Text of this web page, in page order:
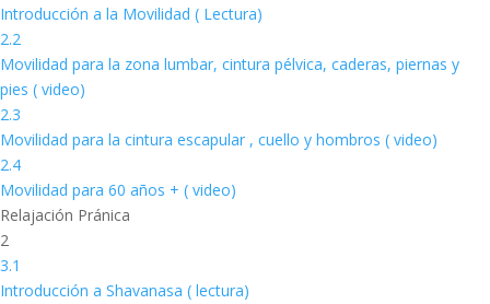
Introducción a la Movilidad ( Lectura)
2.2
Movilidad para la zona lumbar, cintura pélvica, caderas, piernas y
pies ( video)
2.3
Movilidad para la cintura escapular , cuello y hombros ( video)
2.4
Movilidad para 60 años + ( video)
Relajación Pránica
2
3.1
Introducción a Shavanasa ( lectura)